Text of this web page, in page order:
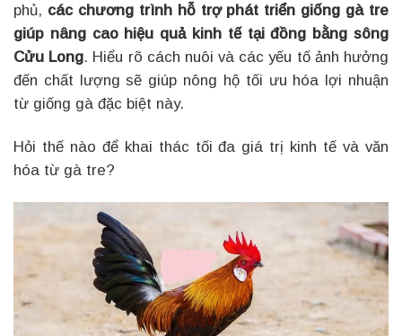
phủ, các chương trình hỗ trợ phát triển giống gà tre
giúp nâng cao hiệu quả kinh tế tại đồng bằng sông
Cửu Long. Hiểu rõ cách nuôi và các yếu tố ảnh hưởng
đến chất lượng sẽ giúp nông hộ tối ưu hóa lợi nhuận
từ giống gà đặc biệt này.
Hỏi thế nào để khai thác tối đa giá trị kinh tế và văn
hóa từ gà tre?